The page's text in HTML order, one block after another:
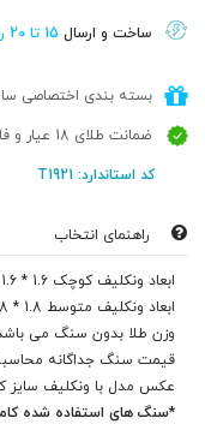
ساخت و ارسال 15 تا 20 روز کاری
بسته بندی اختصاصی
ضمانت طلای 18 عیار و فاکتور رسمی
کد استاندارد: T1921
راهنمای انتخاب
ابعاد ونکلیف کوچک 1.6 * 1.6 سانت می باشد.
ابعاد ونکلیف متوسط 1.8 * 1.8 سانت می باشد.
وزن طلا بدون سنگ می
قیمت سنگ جداگانه
عکس مدل با ونکلیف
*سنگ های استفاده شده